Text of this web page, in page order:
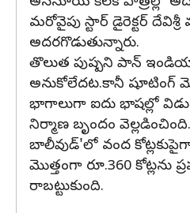
మరోవైపు స్టార్ డైరెక్టర్
అదరగొడుతున్నారు.
తొలుత పుష్పని పాన్
అనుకోలేదట.కానీ షూటింగ్
భాగాలుగా ఐదు భాషల్లో
నిర్మాణ బృందం వెల్లడించింది.
బాలీవుడ్'లో వంద కోట్లకుపైగా
మొత్తంగా రూ.360 కోట్లను
రాబట్టుకుంది.